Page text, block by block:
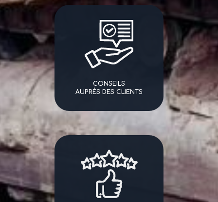
CONSEILS
AUPRÈS DES CLIENTS